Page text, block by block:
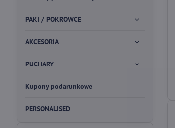
PAKI / POKROWCE
AKCESORIA
PUCHARY
Kupony podarunkowe
PERSONALISED